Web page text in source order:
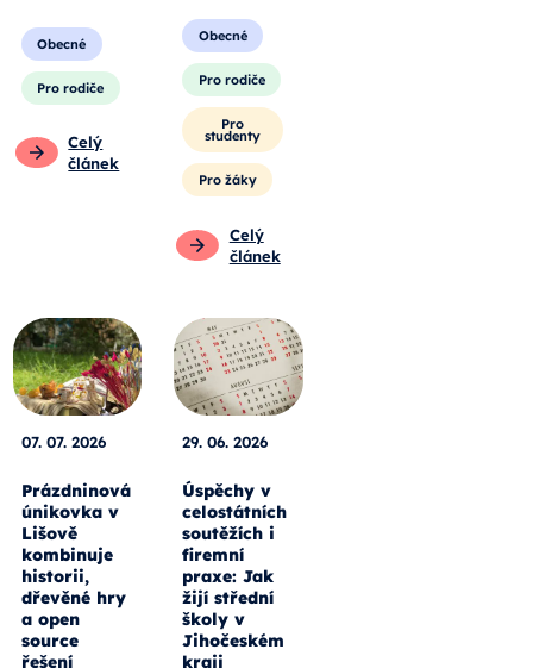
Obecné
Pro rodiče
Celý
článek
Obecné
Pro rodiče
Pro
studenty
Pro žáky
Celý
článek
07. 07. 2026
Prázdninová
únikovka v
Lišově
kombinuje
historii,
dřevěné hry
a open
source
řešení
29. 06. 2026
Úspěchy v
celostátních
soutěžích i
firemní
praxe: Jak
žijí střední
školy v
Jihočeském
kraji